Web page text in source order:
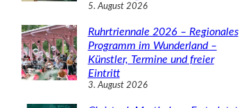
5. August 2026
Ruhrtriennale 2026 – Regionales
Programm im Wunderland –
Künstler, Termine und freier
Eintritt
3. August 2026